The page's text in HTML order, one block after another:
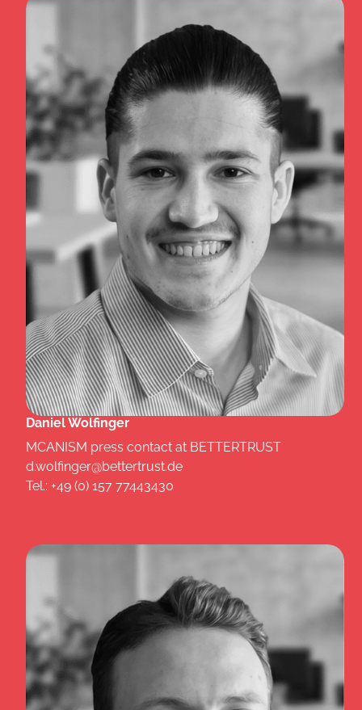
Daniel Wolfinger
MCANISM press contact at BETTERTRUST
d.wolfinger@bettertrust.de
Tel.: +49 (0) 157 77443430